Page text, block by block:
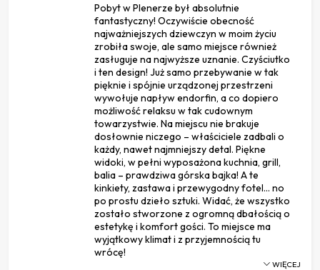
Pobyt w Plenerze był absolutnie
fantastyczny! Oczywiście obecność
najważniejszych dziewczyn w moim życiu
zrobiła swoje, ale samo miejsce również
zasługuje na najwyższe uznanie. Czyściutko
i ten design! Już samo przebywanie w tak
pięknie i spójnie urządzonej przestrzeni
wywołuje napływ endorfin, a co dopiero
możliwość relaksu w tak cudownym
towarzystwie. Na miejscu nie brakuje
dosłownie niczego – właściciele zadbali o
każdy, nawet najmniejszy detal. Piękne
widoki, w pełni wyposażona kuchnia, grill,
balia – prawdziwa górska bajka! A te
kinkiety, zastawa i przewygodny fotel... no
po prostu dzieło sztuki. Widać, że wszystko
zostało stworzone z ogromną dbałością o
estetykę i komfort gości. To miejsce ma
wyjątkowy klimat i z przyjemnością tu
wrócę!
WIĘCEJ